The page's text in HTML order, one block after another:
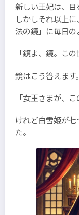
新しい王妃は、目
しかしそれ以上
法の鏡」に毎日の
「鏡よ、鏡。こ
鏡はこう答えます。
「女王さまが、
けれど白雪姫が
た。